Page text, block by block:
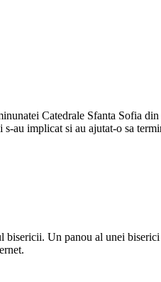
Catedrale Sfanta Sofia
au implicat si au ajutat-o sa
bisericii. Un panou al unei